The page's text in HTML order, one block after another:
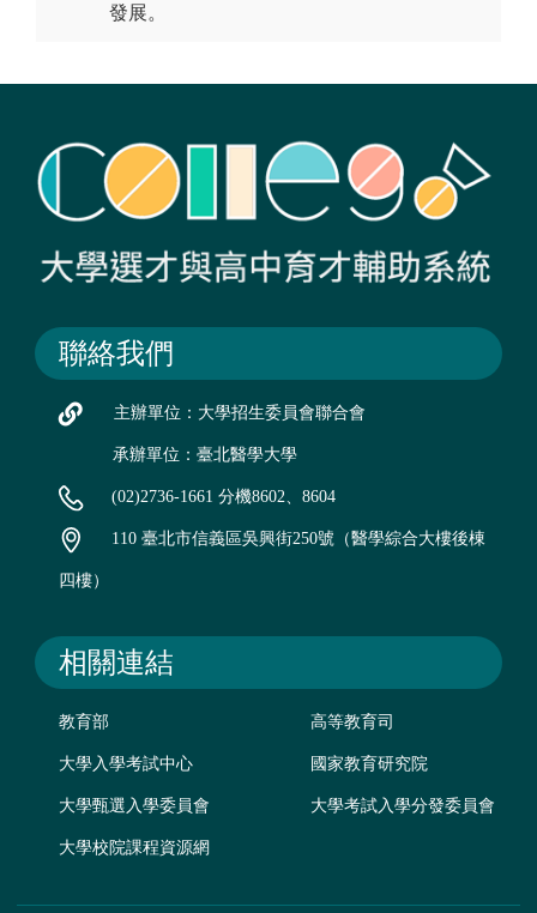
發展。
聯絡我們
主辦單位：大學招生委員會聯合會
承辦單位：臺北醫學大學
(02)2736-1661 分機8602、8604
110 臺北市信義區吳興街250號（醫學綜合大樓後棟
四樓）
相關連結
教育部 高等教育司
大學入學考試中心 國家教育研究院
大學甄選入學委員會 大學考試入學分發委員會
大學校院課程資源網